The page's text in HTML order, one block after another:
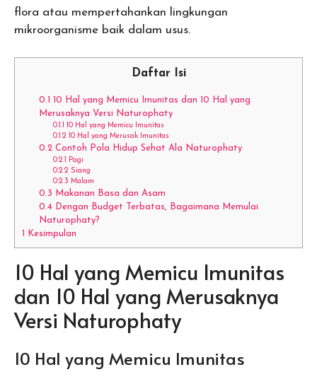
flora atau mempertahankan lingkungan
mikroorganisme baik dalam usus.
Daftar Isi
0.1 10 Hal yang Memicu Imunitas dan 10 Hal yang
Merusaknya Versi Naturophaty
0.1.1
10 Hal yang Memicu Imunitas
0.1.2 10 Hal yang Merusak Imunitas
0.2 Contoh Pola Hidup Sehat Ala Naturophaty
0.2.1
Pagi
0.2.2 Siang
0.2.3 Malam
0.3 Makanan Basa dan Asam
0.4 Dengan Budget Terbatas, Bagaimana Memulai
Naturophaty?
1
Kesimpulan
10 Hal yang Memicu Imunitas
dan 10 Hal yang Merusaknya
Versi Naturophaty
10 Hal yang Memicu Imunitas